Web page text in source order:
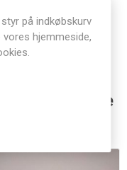
vare købte
på indkøbskurv
hjemmeside,